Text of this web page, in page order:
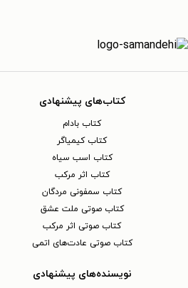
کتاب‌های پیشنهادی
کتاب بادام
کتاب کیمیاگر
کتاب اسب سیاه
کتاب اثر مرکب
کتاب سمفونی مردگان
کتاب صوتی ملت عشق
کتاب صوتی اثر مرکب
کتاب صوتی عادت‌های اتمی
نویسنده‌های پیشنهادی